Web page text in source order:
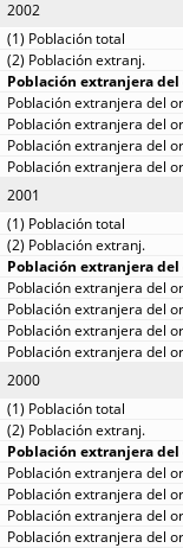
2002
2001
2000